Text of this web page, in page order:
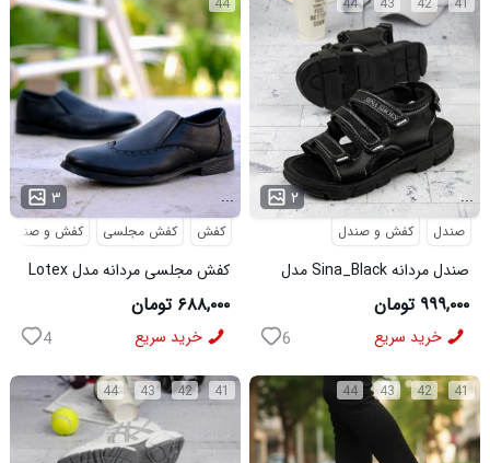
۳ ...
کفش کفش مجلسی کفش و صندل
کفش مجلسی مردانه مدل Lotex
کد6330
۶۸۸,۰۰۰ تومان
خرید سریع 4
۲ ...
صندل کفش و صندل
صندل مردانه Sina_Black مدل
3973
۹۹۹,۰۰۰ تومان
خرید سریع 6
41
42
43
44 41
42
43
44